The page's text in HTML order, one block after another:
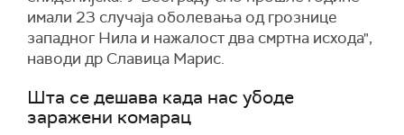
имали 23 случаја оболевања од грознице
западног Нила и нажалост два смртна исхода",
наводи др Славица Марис.
Шта се дешава када нас убоде
заражени комарац